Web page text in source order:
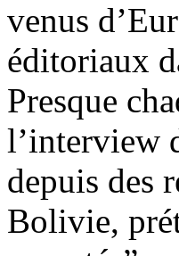
venus
éditoriaux
Presque
l’interview
depuis des
Bolivie,